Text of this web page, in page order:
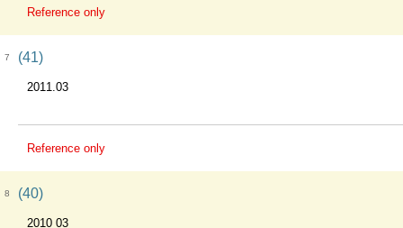
Reference only
7 (41)
2011.03
Reference only
8 (40)
2010 03